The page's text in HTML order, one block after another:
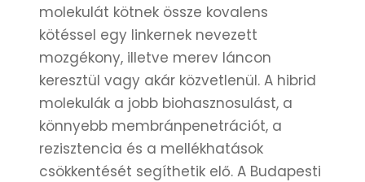
molekulát kötnek össze kovalens
kötéssel egy linkernek nevezett
mozgékony, illetve merev láncon
keresztül vagy akár közvetlenül. A hibrid
molekulák a jobb biohasznosulást, a
könnyebb membránpenetrációt, a
rezisztencia és a mellékhatások
csökkentését segíthetik elő. A Budapesti